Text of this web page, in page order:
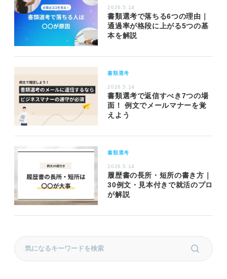
2026.5.14
書類選考で落ちる6つの理由｜
通過率が格段に上がる5つの基
本を解説
書類選考
2026.5.14
書類選考で返信すべき7つの場
面！ 例文でメールマナーを覚
えよう
書類選考
2026.5.14
履歴書の長所・短所の書き方｜
30例文・見本付きで就活のプロ
が解説